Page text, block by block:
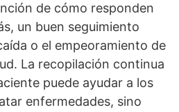
de cómo responden
un buen seguimiento
o el empeoramiento de
La recopilación continua
puede ayudar a los
enfermedades, sino